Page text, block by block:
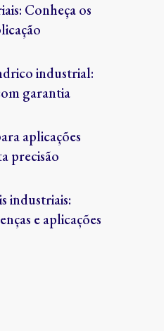
Conheça os
industrial:
garantia
aplicações
precisão
industriais:
e aplicações